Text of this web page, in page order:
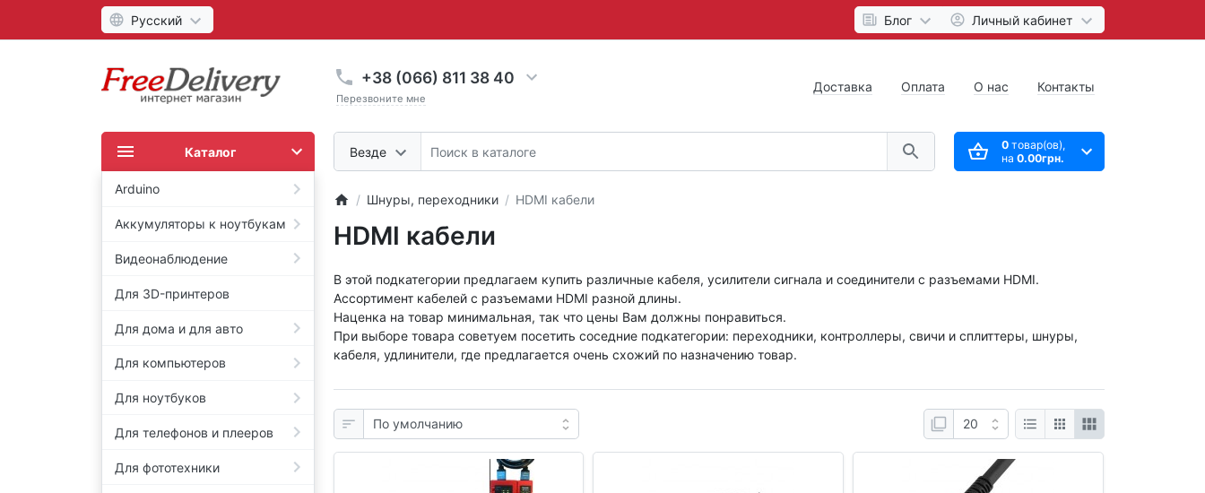
Русский Блог Личный кабинет
+38 (066) 811 38 40
Перезвоните мне
Везде
Доставка Оплата О нас Контакты
0товар(ов),
на 0.00грн.
Каталог
Arduino
Аккумуляторы к ноутбукам
Видеонаблюдение
Для 3D-принтеров
Для дома и для авто
Для компьютеров
Для ноутбуков
Для телефонов и плееров
Для фототехники
Шнуры, переходники HDMI кабели
HDMI кабели
В этой подкатегории предлагаем купить различные кабеля, усилители сигнала и соединители с разъемами HDMI.
Ассортимент кабелей с разъемами HDMI разной длины.
Наценка на товар минимальная, так что цены Вам должны понравиться.
При выборе товара советуем посетить соседние подкатегории: переходники, контроллеры, свичи и сплиттеры, шнуры,
кабеля, удлинители, где предлагается очень схожий по назначению товар.